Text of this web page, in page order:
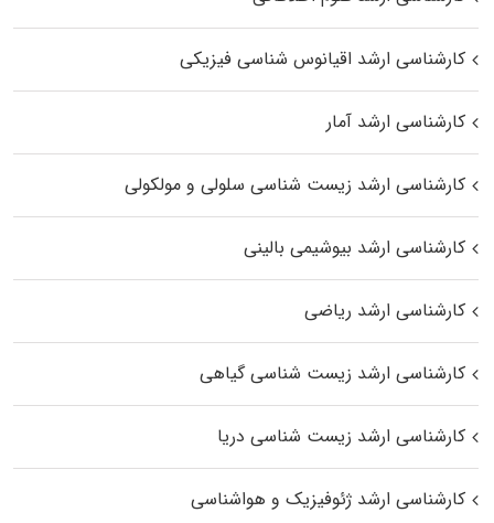
کارشناسی ارشد اقیانوس‌ شناسی فیزیکی
کارشناسی ارشد آمار
کارشناسی ارشد زیست شناسی سلولی و مولکولی
کارشناسی ارشد بیوشیمی بالینی
کارشناسی ارشد ریاضی
کارشناسی ارشد زیست‌ شناسی گیاهی
کارشناسی ارشد زیست‌ شناسی دریا
کارشناسی ارشد ژئوفیزیک و هواشناسی